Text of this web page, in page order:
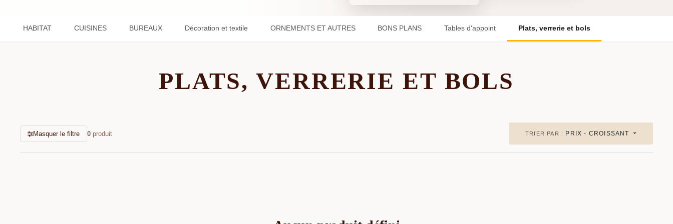
HABITAT CUISINES BUREAUX Décoration et textile ORNEMENTS ET AUTRES BONS PLANS Tables d'appoint Plats, verrerie et bols
PLATS, VERRERIE ET BOLS
Masquer le filtre 0 produit TRIER PAR : PRIX - CROISSANT